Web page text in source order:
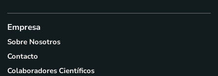
Empresa
Sobre Nosotros
Contacto
Colaboradores Científicos